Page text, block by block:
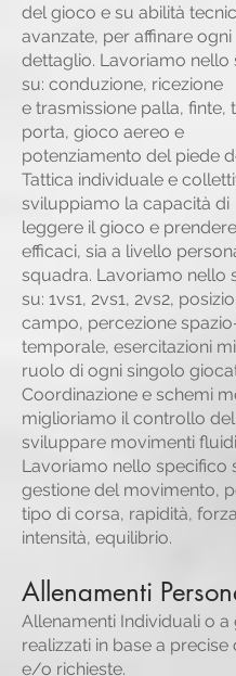
del gioco e su abilità
avanzate, per affinare ogni
dettaglio. Lavoriamo nello
su: conduzione, ricezione
e trasmissione palla, finte,
porta, gioco aereo e
potenziamento del piede
Tattica individuale e
sviluppiamo la capacità di
leggere il gioco e
efficaci, sia a livello
squadra. Lavoriamo nello
su: 1vs1, 2vs1, 2vs2,
campo, percezione
temporale, esercitazioni
ruolo di ogni singolo
Coordinazione e schemi
miglioriamo il controllo
sviluppare movimenti
Lavoriamo nello specifico
gestione del movimento,
tipo di corsa, rapidità,
intensità, equilibrio.
Allenamenti
Allenamenti Individuali o
realizzati in base a precise
e/o richieste.